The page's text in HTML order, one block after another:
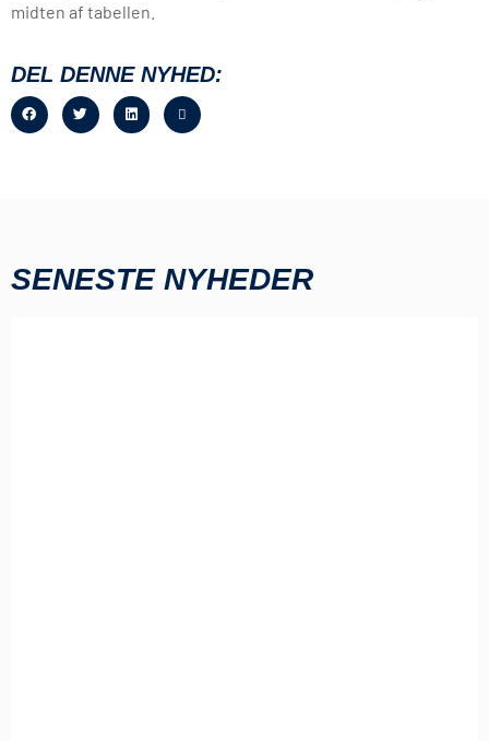
midten af tabellen.
DEL DENNE NYHED:
SENESTE NYHEDER